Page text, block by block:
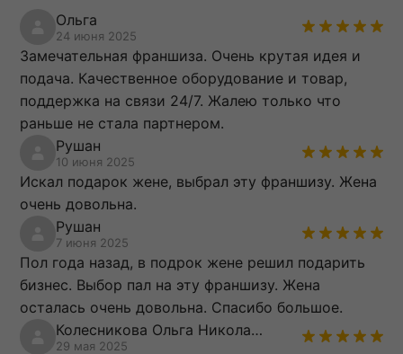
Ольга
24 июня 2025
Замечательная франшиза. Очень крутая идея и
подача. Качественное оборудование и товар,
поддержка на связи 24/7. Жалею только что
раньше не стала партнером.
Рушан
10 июня 2025
Искал подарок жене, выбрал эту франшизу. Жена
очень довольна.
Рушан
7 июня 2025
Пол года назад, в подрок жене решил подарить
бизнес. Выбор пал на эту франшизу. Жена
осталась очень довольна. Спасибо большое.
Колесникова Ольга Николаевна
29 мая 2025